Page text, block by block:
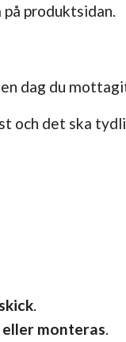
produktsidan.
dag du
och det ska
.
monteras.